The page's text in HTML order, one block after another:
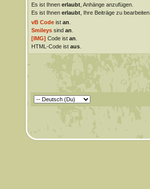
Es ist Ihnen erlaubt, Anhänge anzufügen.
Es ist Ihnen erlaubt, Ihre Beiträge zu bearbeiten.
vB Codeist an
Smileyssind an
[IMG] Code ist an
HTML-Code ist aus.